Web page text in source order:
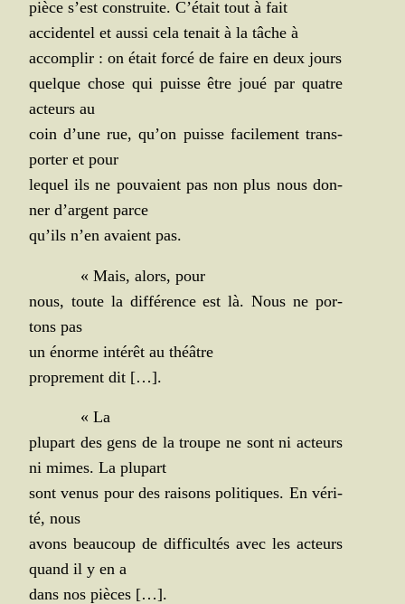
pièce s’est construite. C’était tout à fait
acci­den­tel et aus­si cela tenait à la tâche à
accom­plir : on était for­cé de faire en deux jours
quelque chose qui puisse être joué par quatre
acteurs au
coin d’une rue, qu’on puisse faci­le­ment trans­
por­ter et pour
lequel ils ne pou­vaient pas non plus nous don­
ner d’argent parce
qu’ils n’en avaient pas.
« Mais, alors, pour
nous, toute la dif­fé­rence est là. Nous ne por­
tons pas
un énorme inté­rêt au théâtre
pro­pre­ment dit […].
« La
plu­part des gens de la troupe ne sont ni acteurs
ni mimes. La plupart
sont venus pour des rai­sons poli­tiques. En véri­
té, nous
avons beau­coup de dif­fi­cul­tés avec les acteurs
quand il y en a
dans nos pièces […].